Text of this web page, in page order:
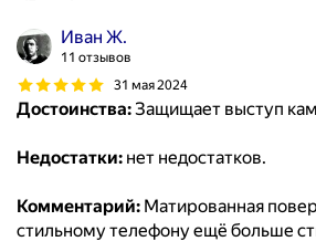
Иван Ж.
11 отзывов
31 мая 2024
Достоинства:Защищает выступ
Недостатки: нет недостатков.
Комментарий: Матированная
стильному телефону ещё больше